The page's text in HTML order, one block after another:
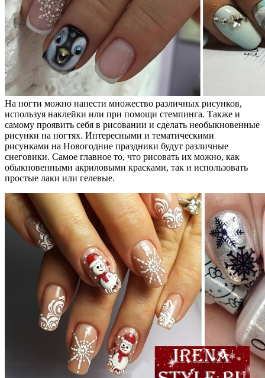
На ногти можно нанести множество различных рисунков,
используя наклейки или при помощи стемпинга. Также и
самому проявить себя в рисовании и сделать необыкновенные
рисунки на ногтях. Интересными и тематическими
рисунками на Новогодние праздники будут различные
снеговики. Самое главное то, что рисовать их можно, как
обыкновенными акриловыми красками, так и использовать
простые лаки или гелевые.